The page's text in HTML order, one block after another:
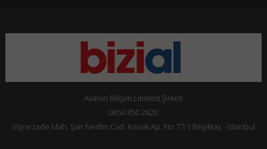
Avalon Bilişim Limited Şirketi
0850 850 2820
Vişnezade Mah. Şair Nedim Cad. Konak Ap. No:77/1 Beşiktaş - İstanbul